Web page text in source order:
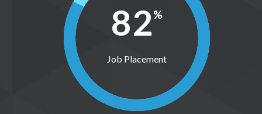
82%
Job Placement